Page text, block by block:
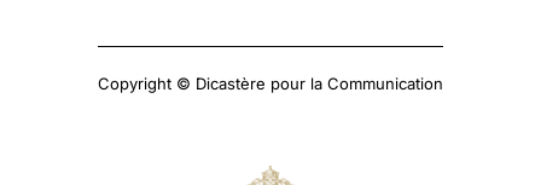
Copyright © Dicastère pour la Communication